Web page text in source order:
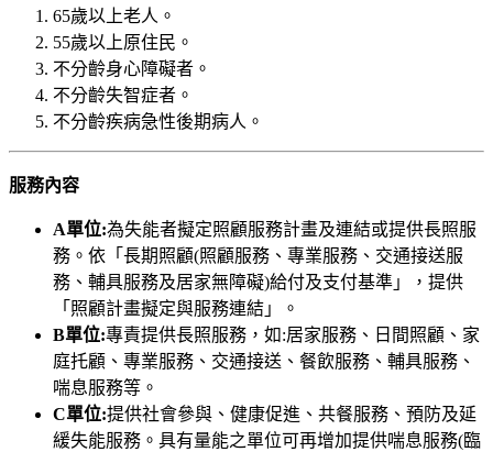
65歲以上老人。
55歲以上原住民。
不分齡身心障礙者。
不分齡失智症者。
不分齡疾病急性後期病人。
服務內容
A單位:為失能者擬定照顧服務計畫及連結或提供長照服
務。依「長期照顧(照顧服務、專業服務、交通接送服
務、輔具服務及居家無障礙)給付及支付基準」，提供
「照顧計畫擬定與服務連結」。
B單位:專責提供長照服務，如:居家服務、日間照顧、家
庭托顧、專業服務、交通接送、餐飲服務、輔具服務、
喘息服務等。
C單位:提供社會參與、健康促進、共餐服務、預防及延
緩失能服務。具有量能之單位可再增加提供喘息服務(臨